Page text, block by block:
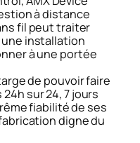
à distance
fil peut traiter
une installation
à une portée
de pouvoir faire
sur 24, 7 jours
fiabilité de ses
digne du